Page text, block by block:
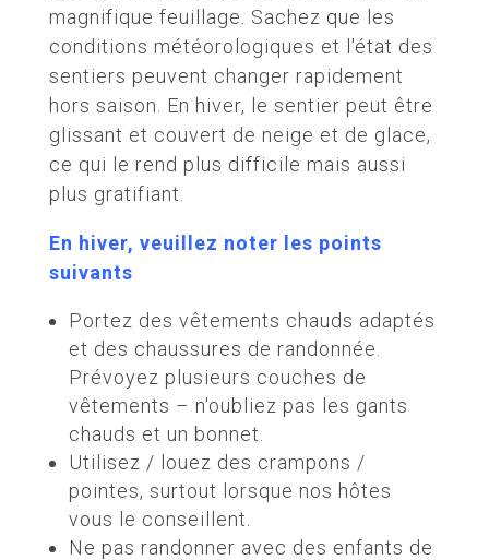
magnifique feuillage. Sachez que les
conditions météorologiques et l'état des
sentiers peuvent changer rapidement
hors saison. En hiver, le sentier peut être
glissant et couvert de neige et de glace,
ce qui le rend plus difficile mais aussi
plus gratifiant.
En hiver, veuillez noter les points
suivants
Portez des vêtements chauds adaptés
et des chaussures de randonnée.
Prévoyez plusieurs couches de
vêtements – n'oubliez pas les gants
chauds et un bonnet.
Utilisez / louez des crampons /
pointes, surtout lorsque nos hôtes
vous le conseillent.
Ne pas randonner avec des enfants de